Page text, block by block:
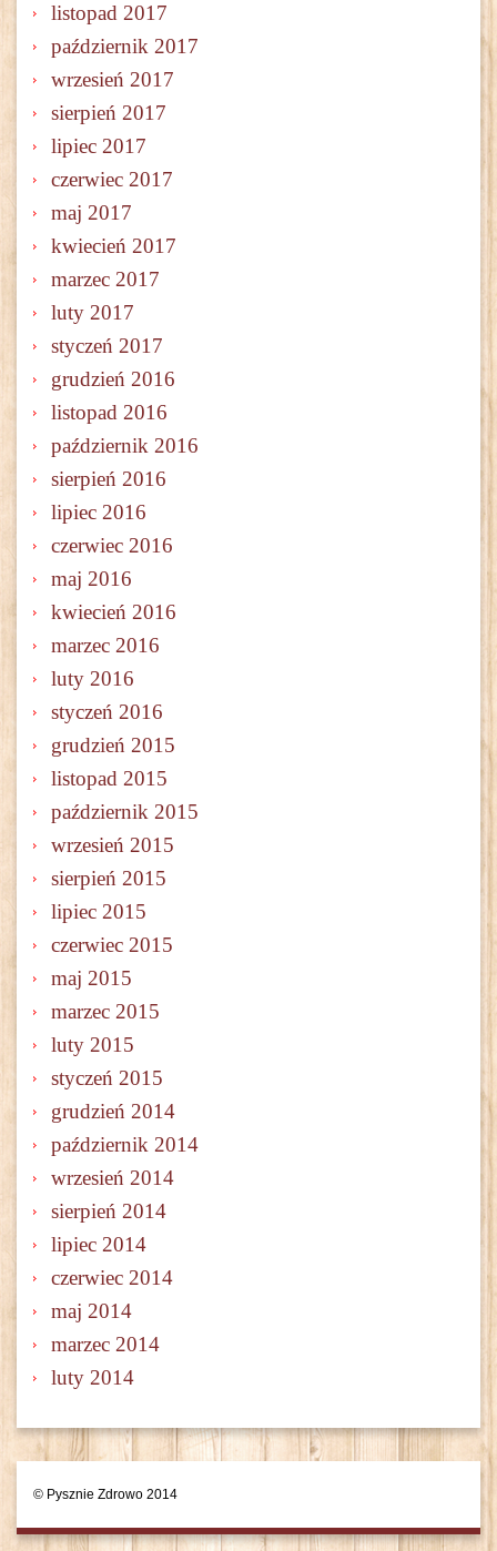
listopad 2017
październik 2017
wrzesień 2017
sierpień 2017
lipiec 2017
czerwiec 2017
maj 2017
kwiecień 2017
marzec 2017
luty 2017
styczeń 2017
grudzień 2016
listopad 2016
październik 2016
sierpień 2016
lipiec 2016
czerwiec 2016
maj 2016
kwiecień 2016
marzec 2016
luty 2016
styczeń 2016
grudzień 2015
listopad 2015
październik 2015
wrzesień 2015
sierpień 2015
lipiec 2015
czerwiec 2015
maj 2015
marzec 2015
luty 2015
styczeń 2015
grudzień 2014
październik 2014
wrzesień 2014
sierpień 2014
lipiec 2014
czerwiec 2014
maj 2014
marzec 2014
luty 2014
© Pysznie Zdrowo 2014